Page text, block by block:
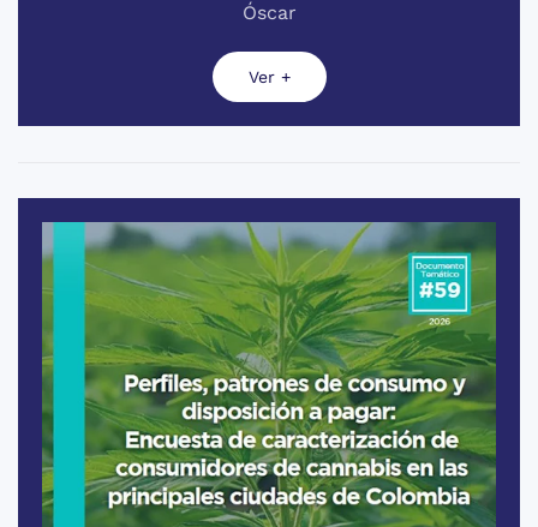
Óscar
Ver +